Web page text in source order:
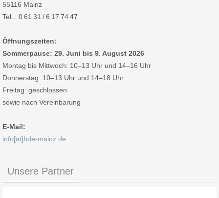
55116 Mainz
Tel. : 0 61 31 / 6 17 74 47
Öffnungszeiten:
Sommerpause: 29. Juni bis 9. August 2026
Montag bis Mittwoch: 10–13 Uhr und 14–16 Uhr
Donnerstag: 10–13 Uhr und 14–18 Uhr
Freitag: geschlossen
sowie nach Vereinbarung
E-Mail:
info[at]hde-mainz.de
Unsere Partner